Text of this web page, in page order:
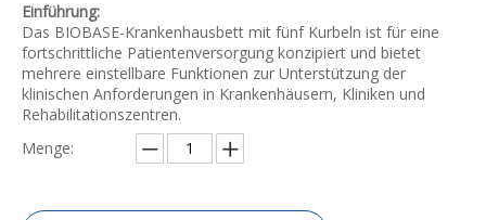
Einführung:
Das BIOBASE-Krankenhausbett mit fünf Kurbeln ist für eine
fortschrittliche Patientenversorgung konzipiert und bietet
mehrere einstellbare Funktionen zur Unterstützung der
klinischen Anforderungen in Krankenhäusern, Kliniken und
Rehabilitationszentren.
Menge: